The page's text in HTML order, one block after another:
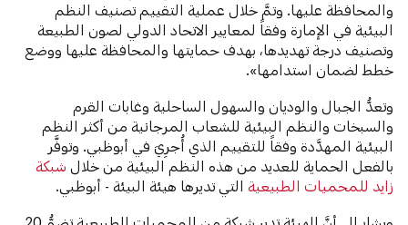
والمحافظة عليها. وتمَّ خلال عملية التقييم تصنيف النظم
البيئية في الإمارة وفقاً لمعايير الاتحاد الدولي لصون الطبيعة
وتصنيف درجة تهديدها، بهدف حمايتها والمحافظة عليها ووضع
خطط لضمان استدامها».
وتعدُّ الجبال والوديان والسهول الساحلية وغابات القرم
والسبخات والنظم البيئية للشعاب المرجانية من أكثر النظم
البيئية المهدَّدة وفقاً للتقييم الذي أُجرِيَ في أبوظبي. وتوفَّر
بالفعل الحماية للعديد من هذه النظم البيئية من خلالشبكة
زايد للمحميات الطبيعيةالتي تديرها هيئة البيئة - أبوظبي.